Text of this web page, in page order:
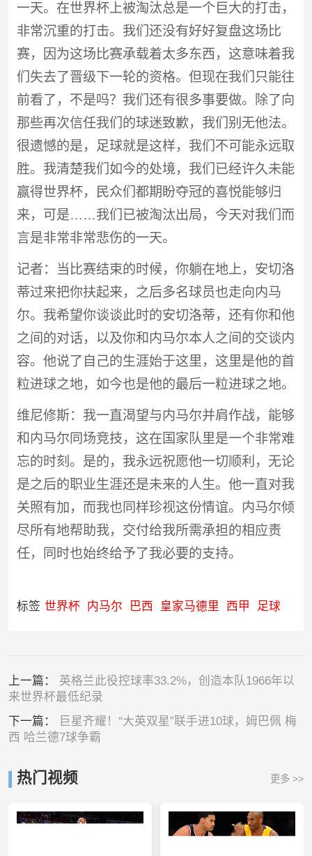
一天。在世界杯上被淘汰总是一个巨大的打击，
非常沉重的打击。我们还没有好好复盘这场比
赛，因为这场比赛承载着太多东西，这意味着我
们失去了晋级下一轮的资格。但现在我们只能往
前看了，不是吗？我们还有很多事要做。除了向
那些再次信任我们的球迷致歉，我们别无他法。
很遗憾的是，足球就是这样，我们不可能永远取
胜。我清楚我们如今的处境，我们已经许久未能
赢得世界杯，民众们都期盼夺冠的喜悦能够归
来，可是……我们已被淘汰出局，今天对我们而
言是非常非常悲伤的一天。
记者：当比赛结束的时候，你躺在地上，安切洛
蒂过来把你扶起来，之后多名球员也走向内马
尔。我希望你谈谈此时的安切洛蒂，还有你和他
之间的对话，以及你和内马尔本人之间的交谈内
容。他说了自己的生涯始于这里，这里是他的首
粒进球之地，如今也是他的最后一粒进球之地。
维尼修斯：我一直渴望与内马尔并肩作战，能够
和内马尔同场竞技，这在国家队里是一个非常难
忘的时刻。是的，我永远祝愿他一切顺利，无论
是之后的职业生涯还是未来的人生。他一直对我
关照有加，而我也同样珍视这份情谊。内马尔倾
尽所有地帮助我，交付给我所需承担的相应责
任，同时也始终给予了我必要的支持。
标签 世界杯 内马尔 巴西 皇家马德里 西甲 足球
上一篇： 英格兰此役控球率33.2%，创造本队1966年以
来世界杯最低纪录
下一篇：
巨星齐耀！“大英双星”联手进10球，姆巴佩 梅
西 哈兰德7球争霸
热门视频 更多 >>